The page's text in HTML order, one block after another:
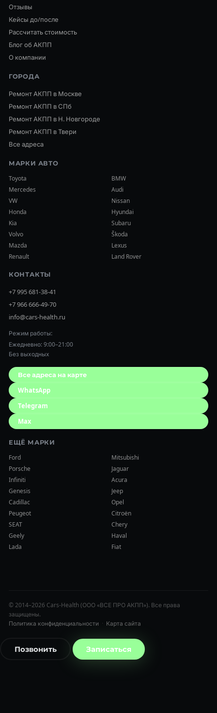
Отзывы
Кейсы до/после
Рассчитать стоимость
Блог об АКПП
О компании
ГОРОДА
Ремонт АКПП в Москве
Ремонт АКПП в СПб
Ремонт АКПП в Н. Новгороде
Ремонт АКПП в Твери
Все адреса
МАРКИ АВТО
Toyota
BMW
Mercedes
Audi
VW
Nissan
Honda
Hyundai
Kia
Subaru
Volvo
Škoda
Mazda
Lexus
Renault
Land Rover
КОНТАКТЫ
+7 995 681-38-41
+7 966 666-49-70
info@cars-health.ru
Режим работы:
Ежедневно: 9:00–21:00
Без выходных
Все адреса на карте
WhatsApp
Telegram
Max
ЕЩЁ МАРКИ
Ford
Mitsubishi
Porsche
Jaguar
Infiniti
Acura
Genesis
Jeep
Cadillac
Opel
Peugeot
Citroën
SEAT
Chery
Geely
Haval
Lada
Fiat
© 2014–2026 Cars-Health (ООО «ВСЕ ПРО АКПП»). Все права
защищены.
Политика конфиденциальности · Карта сайта
Позвонить Записаться